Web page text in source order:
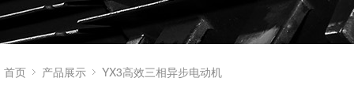
首页 产品展示 YX3高效三相异步电动机